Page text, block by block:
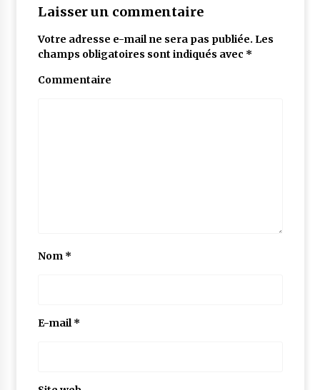
Laisser un commentaire
Votre adresse e-mail ne sera pas publiée. Les
champs obligatoires sont indiqués avec *
Commentaire
Nom *
E-mail*